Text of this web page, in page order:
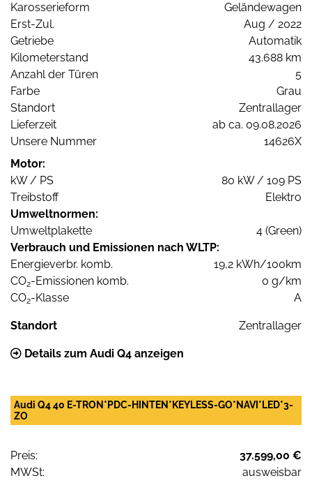
Karosserieform
Geländewagen
Erst-Zul.
Aug / 2022
Getriebe
Automatik
Kilometerstand
43.688 km
Anzahl der Türen
5
Farbe
Grau
Standort
Zentrallager
Lieferzeit
ab ca. 09.08.2026
Unsere Nummer
14626X
Motor:
kW / PS
80 kW / 109 PS
Treibstoff
Elektro
Umweltnormen:
Umweltplakette
4 (Green)
Verbrauch und Emissionen nach WLTP:
Energieverbr. komb.
19,2 kWh/100km
CO2-Emissionen komb.
0 g/km
CO2-Klasse A
Standort Zentrallager
Details zum Audi Q4 anzeigen
Audi Q4 40 E-TRON*PDC-HINTEN*KEYLESS-GO*NAVI*LED*3-
ZO
Preis:
37.599,00 €
MWSt:
ausweisbar